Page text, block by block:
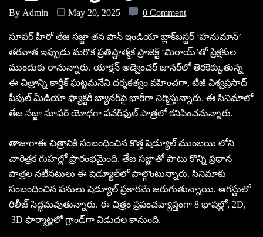
By Admin May 20, 2025 0 Comment
సూపర్ హీరో తేజ సజ్జా తన పాన్ ఇండియా బ్లాక్‌బస్టర్ ‘హనుమాన్’
తరవాత ఇప్పుడు మరొక ప్రతిష్టాత్మక ప్రాజెక్ట్ ‘మిరాయ్’తో ప్రేక్షకుల
ముందుకు రానున్నారు. యాక్షన్ అడ్వెంచర్ జానర్‌లో తెరకెక్కుతున్న
ఈ చిత్రాన్ని కార్తీక్ ఘట్టమనేని దర్శకత్వం వహించగా, టీజీ విశ్వప్రసాద్
పీపుల్ మీడియా ఫ్యాక్టరీ బ్యానర్‌పై భారీగా నిర్మిస్తున్నారు. ఈ సినిమాలో
తేజ సజ్జా సూపర్ యోధగా పవర్‌ఫుల్ పాత్రలో కనిపించనున్నారు.
తాజాగాఈ చిత్రానికి సంబంధించిన కొత్త షెడ్యూల్ ముంబయి లోని
చారిత్రక గుహల్లో ప్రారంభమైంది. తేజ సజ్జాతో పాటు కొన్ని ప్రధాన
పాత్రల నటీనటులు ఈ షెడ్యూల్‌లో పాల్గొంటున్నారు. సినిమాకు
సంబంధించిన పనులు షెడ్యూల్ ప్రకారమే జరుగుతున్నాయి, ఆగస్టులో
రిలీజ్ సిద్ధమవుతున్నారు. ఈ చిత్రం ప్రపంచవ్యాప్తంగా 8 భాషల్లో, 2D,
3D ఫార్మాట్లలో గ్రాండ్‌గా విడుదల కానుంది.